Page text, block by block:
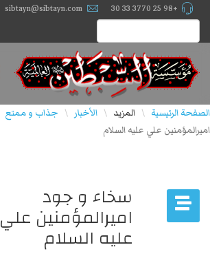
+98 25 3770 33 30
sibtayn@sibtayn.com
الصفحة الرئيسية \ المزيد \ الأخبار \ جذاب و ممتع
اميرالمؤمنين علي عليه السلام
سخاء و جود
اميرالمؤمنين علي
عليه السلام